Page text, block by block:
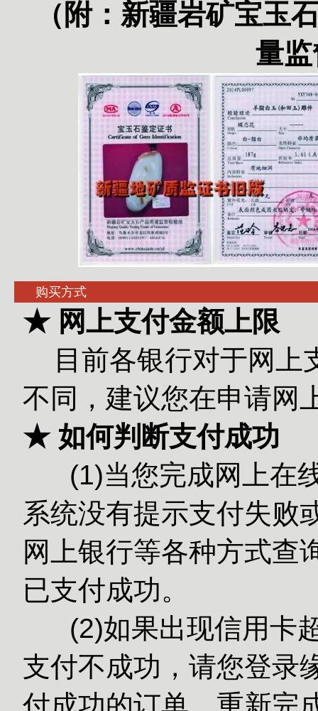
（附： 新疆岩矿宝玉
量
购买方式
★ 网上支付金额上限
目前各银行对于网
不同，建议您在申请网
★ 如何判断支付成功
(1)当您完成网上在线
系统没有提示支付失败
网上银行等各种方式查
已支付成功。
(2)如果出现信用卡超
支付不成功，请您登录